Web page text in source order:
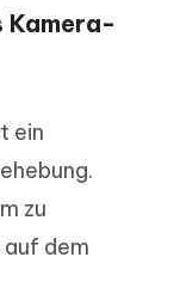
Kamera-
ein
zu
dem